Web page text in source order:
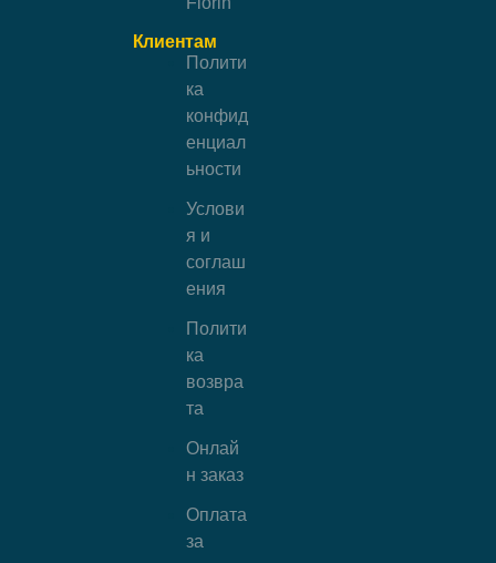
Клиентам
Полити
ка
конфид
енциал
ьности
Услови
я и
соглаш
ения
Полити
ка
возвра
та
Онлай
н заказ
Оплата
за